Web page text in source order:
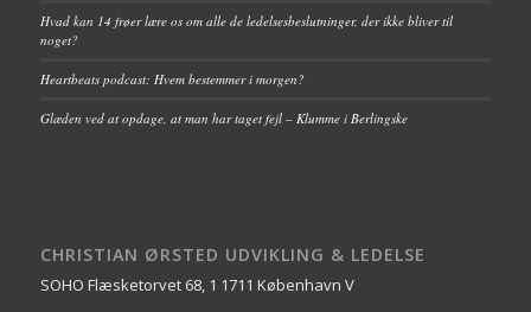
Hvad kan 14 frøer lære os om alle de ledelsesbeslutninger, der ikke bliver til
noget?
Heartbeats podcast: Hvem bestemmer i morgen?
Glæden ved at opdage, at man har taget fejl – Klumme i Berlingske
CHRISTIAN ØRSTED UDVIKLING & LEDELSE
SOHO Flæsketorvet 68, 1 1711 København V